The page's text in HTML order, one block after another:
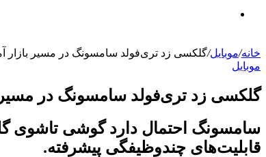
برای خانه/موبایل/گلکسی زد تری‌فولد سامسونگ در مسیر بازار
موبایل
گلکسی زد تری‌فولد سامسونگ در مسیر
قابلیت‌های چندوظیفگی پیشرفته.